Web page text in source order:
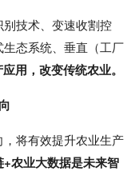
技术、变速收割控
态系统、垂直（工厂
用，改变传统农业。
将有效提升农业生产
+农业大数据是未来智